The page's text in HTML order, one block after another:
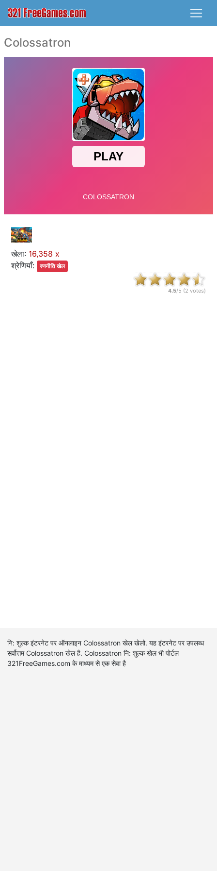
Colossatron
खेला: 16,358 x
श्रेणियाँ:
रणनीति खेल
4.5/5 (2 votes)
नि: शुल्क इंटरनेट पर ऑनलाइन Colossatron खेल खेलो. यह इंटरनेट पर उपलब्ध
सर्वोत्तम Colossatron खेल है. Colossatron नि: शुल्क खेल भी पोर्टल
321FreeGames.com के माध्यम से एक सेवा है